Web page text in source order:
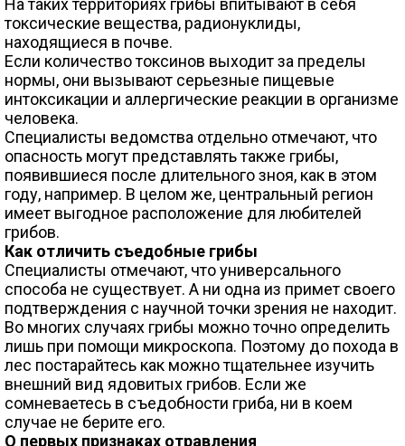
На таких территориях грибы впитывают в себя
токсические вещества, радионуклиды,
находящиеся в почве.
Если количество токсинов выходит за пределы
нормы, они вызывают серьезные пищевые
интоксикации и аллергические реакции в организме
человека.
Специалисты ведомства отдельно отмечают, что
опасность могут представлять также грибы,
появившиеся после длительного зноя, как в этом
году, например. В целом же, центральный регион
имеет выгодное расположение для любителей
грибов.
Как отличить съедобные грибы
Специалисты отмечают, что универсального
способа не существует. А ни одна из примет своего
подтверждения с научной точки зрения не находит.
Во многих случаях грибы можно точно определить
лишь при помощи микроскопа. Поэтому до похода в
лес постарайтесь как можно тщательнее изучить
внешний вид ядовитых грибов. Если же
сомневаетесь в съедобности гриба, ни в коем
случае не берите его.
О первых признаках отравления